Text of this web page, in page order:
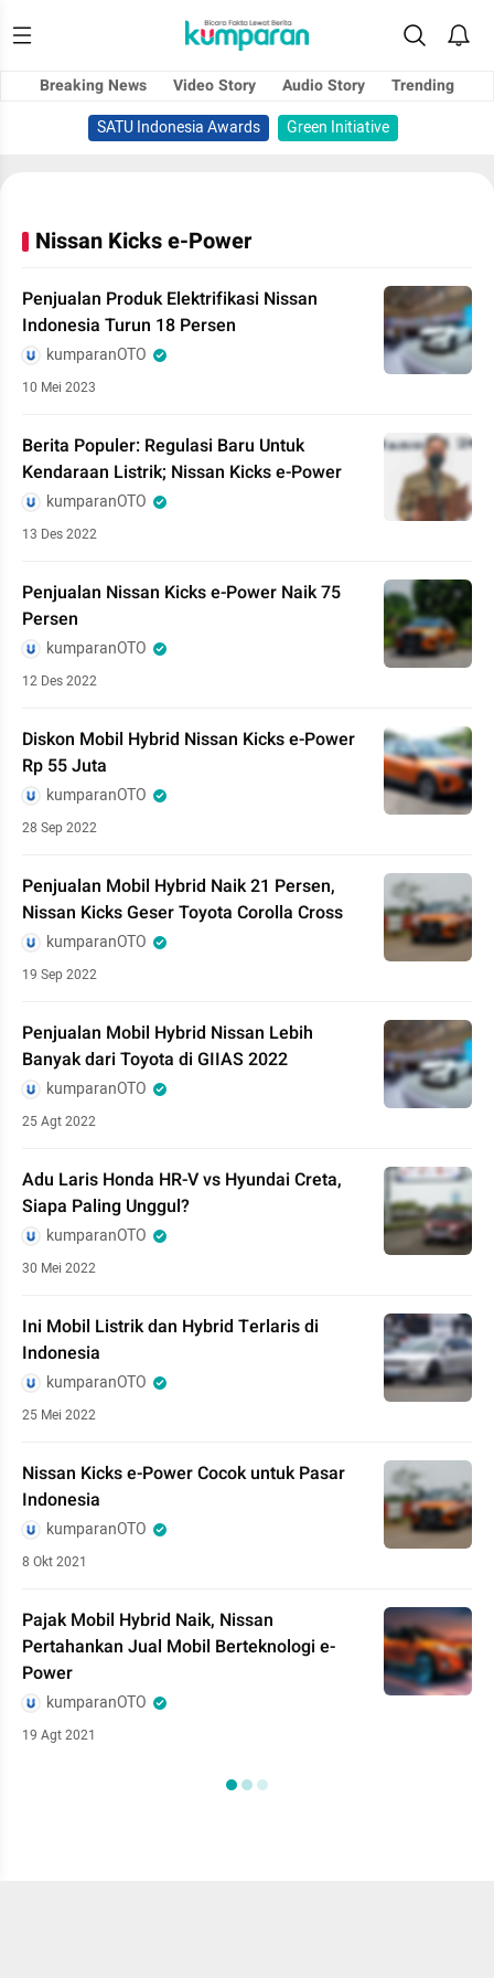
Breaking News Video Story Audio Story
Trending
SATU Indonesia Awards
Green Initiative
Nissan Kicks e-Power
Penjualan Produk Elektrifikasi Nissan
Indonesia Turun 18 Persen
kumparanOTO
10 Mei 2023
Berita Populer: Regulasi Baru Untuk
Kendaraan Listrik; Nissan Kicks e-Power
kumparanOTO
13 Des 2022
Penjualan Nissan Kicks e-Power Naik 75
Persen
kumparanOTO
12 Des 2022
Diskon Mobil Hybrid Nissan Kicks e-Power
Rp 55 Juta
kumparanOTO
28 Sep 2022
Penjualan Mobil Hybrid Naik 21 Persen,
Nissan Kicks Geser Toyota Corolla Cross
kumparanOTO
19 Sep 2022
Penjualan Mobil Hybrid Nissan Lebih
Banyak dari Toyota di GIIAS 2022
kumparanOTO
25 Agt 2022
Adu Laris Honda HR-V vs Hyundai Creta,
Siapa Paling Unggul?
kumparanOTO
30 Mei 2022
Ini Mobil Listrik dan Hybrid Terlaris di
Indonesia
kumparanOTO
25 Mei 2022
Nissan Kicks e-Power Cocok untuk Pasar
Indonesia
kumparanOTO
8 Okt 2021
Pajak Mobil Hybrid Naik, Nissan
Pertahankan Jual Mobil Berteknologi e-
Power
kumparanOTO
19 Agt 2021